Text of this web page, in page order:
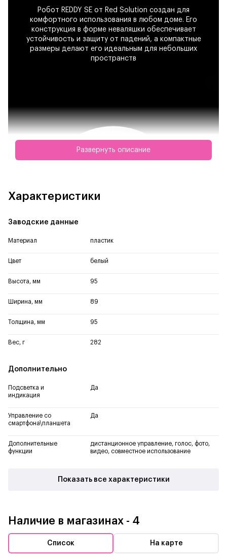
Развернуть описание
Робот REDDY SE от Red Solution создан для
комфортного использования в любом доме. Его
конструкция в форме неваляшки обеспечивает
устойчивость и защиту от падений, а компактные
размеры делают его идеальным для небольших
пространств
Характеристики
Заводские данные
Материал пластик
Цвет белый
Высота, мм 95
Ширина, мм 89
Толщина, мм 95
Вес, г 282
Дополнительно
Подсветка и
индикация
Да
Управление со
смартфона\планшета
Да
Дополнительные
функции
дистанционное управление, голос, фото,
видео, совместное использование
Показать все характеристики
Наличие в магазинах - 4
Список На карте